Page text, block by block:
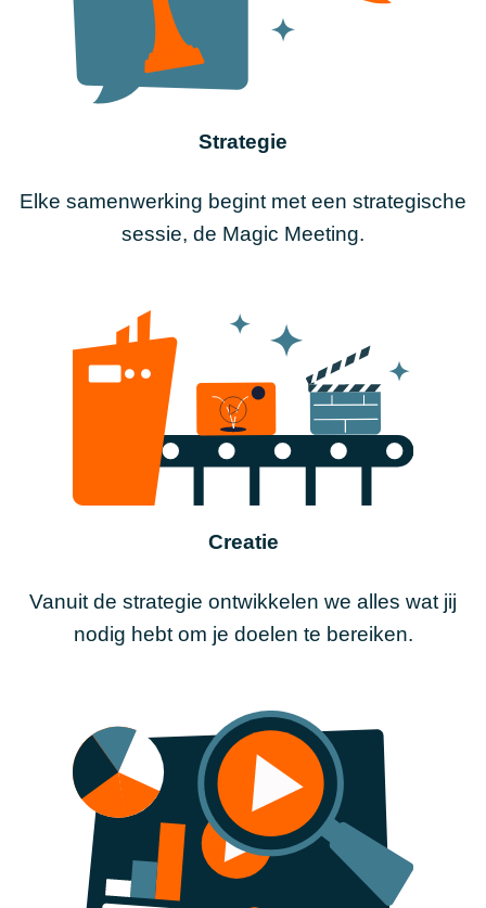
Strategie
Elke samenwerking begint met een strategische
sessie, de Magic Meeting.
Creatie
Vanuit de strategie ontwikkelen we alles wat jij
nodig hebt om je doelen te bereiken.